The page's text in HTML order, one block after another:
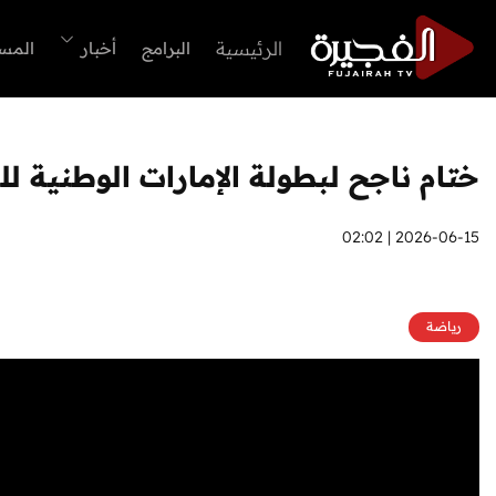
الرئيسية البرامج أخبار
ختام ناجح لبطولة الإمارات
2026-06-15 | 02:02
رياضة